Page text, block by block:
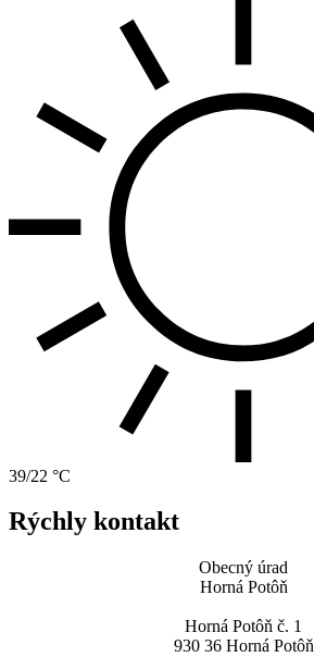
39/22 °C
Rýchly kontakt
Obecný úrad
Horná Potôň
Horná Potôň č. 1
930 36 Horná Potôň